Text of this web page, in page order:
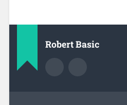
Robert Basic